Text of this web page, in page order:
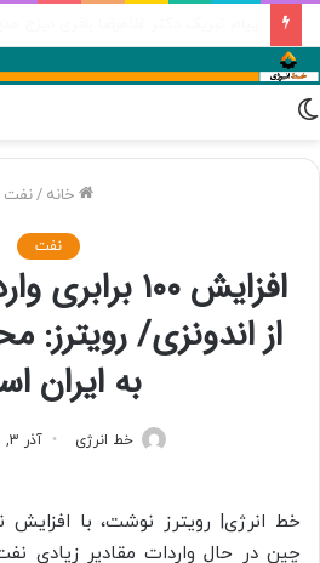
خانه /نفت
نفت
افزایش ۱۰۰
از اندونزی/ رویترز:
به ایران
خط انرژی آذر 3, 1404
خط انرژی| رویترز نوشت، با افزایش
چین در حال واردات مقادیر زیادی